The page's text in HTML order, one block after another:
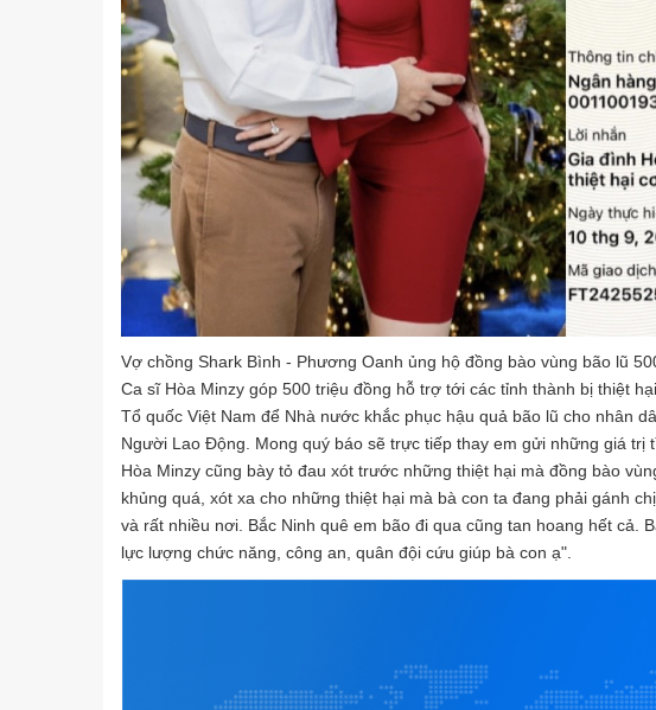
Vợ chồng Shark Bình - Phương Oanh ủng hộ đồng bào vùng bão lũ
Ca sĩ Hòa Minzy góp 500 triệu đồng hỗ trợ tới các tỉnh thành bị thiệt
Tổ quốc Việt Nam để Nhà nước khắc phục hậu quả bão lũ cho nhân
Người Lao Động. Mong quý báo sẽ trực tiếp thay em gửi những giá trị
Hòa Minzy cũng bày tỏ đau xót trước những thiệt hại mà đồng bào
khủng quá, xót xa cho những thiệt hại mà bà con ta đang phải gánh
và rất nhiều nơi. Bắc Ninh quê em bão đi qua cũng tan hoang hết cả.
lực lượng chức năng, công an, quân đội cứu giúp bà con ạ".